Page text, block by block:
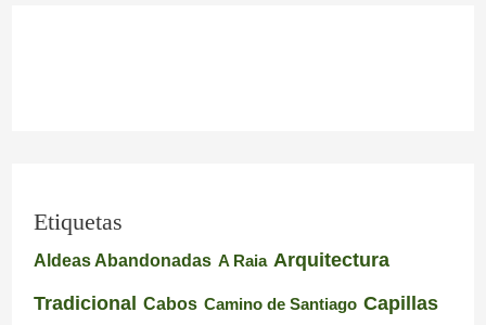
Etiquetas
Aldeas Abandonadas A Raia Arquitectura
Tradicional Cabos Camino de Santiago Capillas